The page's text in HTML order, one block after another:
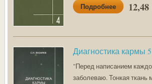
Подробнее
Диагностика кармы 5
"Перед написанием
заболеваю. Тонкая ткань